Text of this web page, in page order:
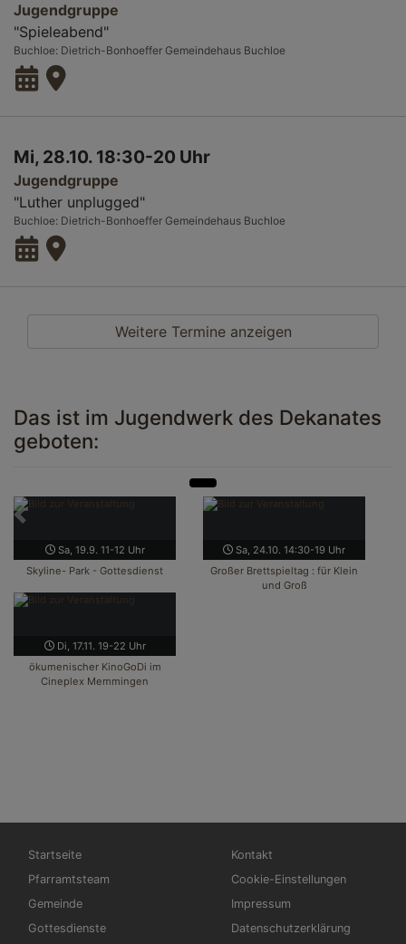
Jugendgruppe
"Spieleabend"
Buchloe Dietrich-Bonhoeffer Gemeindehaus Buchloe
Mi, 28.10. 18:30-20 Uhr
Jugendgruppe
"Luther unplugged"
Buchloe Dietrich-Bonhoeffer Gemeindehaus Buchloe
Weitere Termine anzeigen
Das ist im Jugendwerk des Dekanates
geboten:
Sa, 19.9. 11-12 Uhr
Skyline- Park - Gottesdienst
Sa, 24.10. 14:30-19 Uhr
Großer Brettspieltag : für Klein
und Groß
Di, 17.11. 19-22 Uhr
ökumenischer KinoGoDi im
Cineplex Memmingen
Zurück
Hauptnavigation
Startseite
Pfarramtsteam
Gemeinde
Gottesdienste
Fußbereichsmenü
Kontakt
Cookie-Einstellungen
Impressum
Datenschutzerklärung